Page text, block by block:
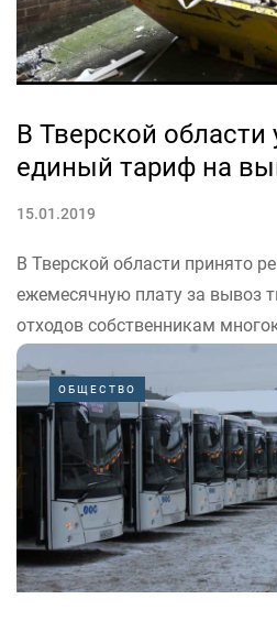
В Тверской области
единый тариф на
15.01.2019
В Тверской области принято
ежемесячную плату за вывоз
отходов собственникам
индивидуальных жилых домов.
Об установлении единого
Игорь Руденя на заседании
Правительства 15 января.
«С 1 января текущего года в
ОБЩЕСТВО